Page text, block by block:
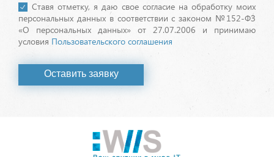
Ставя отметку, я даю свое согласие на обработку моих
персональных данных в соответствии с законом №152-ФЗ
«О персональных данных» от 27.07.2006 и принимаю
условия Пользовательского соглашения
Оставить заявку